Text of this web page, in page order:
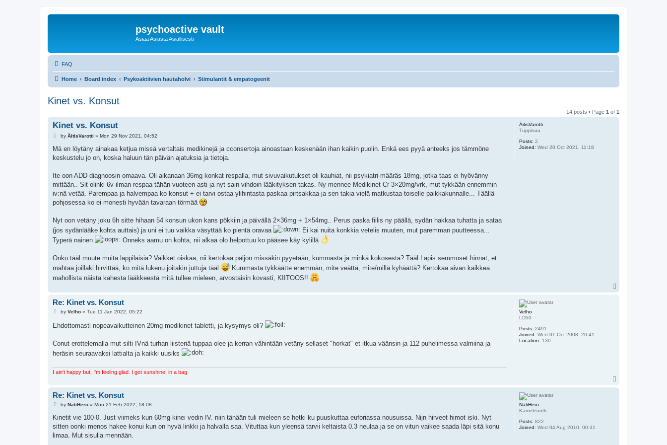
psychoactive vault
Asiaa Asiasta Asiallisesti
FAQ
Home Board index Psykoaktiivien hautaholvi Stimulantit & empatogeenit
Kinet vs. Konsut
14 posts • Page 1 of 1
ÄitisVarotti
Tuppisuu
Posts: 2
Joined: Wed 20 Oct 2021, 11:18
Kinet vs. Konsut
P
s
by ÄitisVarotti » Mon 29 Nov 2021, 04:52
Mä en löytäny ainakaa ketjua missä vertaltais medikinejä ja cconsertoja ainoastaan keskenään ihan kaikin puolin. Enkä ees pyyä anteeks jos tämmöne
keskustelu jo on, koska haluun tän päivän ajatuksia ja tietoja.
Ite oon ADD diagnoosin omaava. Oli aikanaan 36mg konkat respalla, mut sivuvaikutukset oli kauhiat, nii psykiatri määräs 18mg, jotka taas ei hyövänny
mittään.. Sit olinki 6v ilman respaa tähän vuoteen asti ja nyt sain vihdoin lääkityksen takas. Ny mennee Medikinet Cr 3×20mg/vrk, mut tykkään ennemmin
iv:nä vetää. Parempaa ja halvempaa ko konsut + ei tarvi ostaa ylihintasta paskaa pirtsakkaa ja sen takia vielä matkustaa toiselle paikkakunnalle... Täällä
pohjosessa ko ei monesti hyvään tavaraan törmää
Nyt oon vetäny joku 6h sitte hihaan 54 konsun ukon kans pökkiin ja päivällä 2×36mg + 1×54mg.. Perus paska fiilis ny päällä, sydän hakkaa tuhatta ja sataa
(jos sydänlääke kohta auttais) ja uni ei tuu vaikka väsyttää ko pientä oravaa
Ei kai nuita konkkia vetelis muuten, mut paremman puutteessa...
Typerä nainen
Onneks aamu on kohta, nii alkaa olo helpottuu ko pääsee käy kylillä
Onko tääl muute muita lappilaisia? Vaikket oiskaa, nii kertokaa paljon missäkin pyyetään, kummasta ja minkä kokosesta? Tääl Lapis semmoset hinnat, et
mahtaa joillaki hirvittää, ko mitä lukenu joitakin juttuja tääl
Kummasta tykkäätte enemmän, mite veättä, mite/millä kyhäättä? Kertokaa aivan kaikkea
mahollista näistä kahesta lääkkeestä mitä tullee mieleen, arvostaisin kovasti, KIITOOS!!
Velho
LD50
Posts: 2491
Joined: Wed 01 Oct 2008, 20:41
Location: 130
Re: Kinet vs. Konsut
P
t
by Velho» Tue 11 Jan 2022, 05:22
Ehdottomasti nopeavaikutteinen 20mg medikinet tabletti, ja kysymys oli?
Conut erottelemalla mut silti IVnä turhan liisteriä tuppaa olee ja kerran vähintään vetäny sellaset "horkat" et itkua väänsin ja 112 puhelimessa valmiina ja
heräsin seuraavaksi lattialta ja kaikki uusiks
I ain't happy but, I'm feeling glad. I got sunshine, in a bag
NatiHero
Kameleontti
Posts: 822
Joined: Wed 04 Aug 2010, 00:31
Re: Kinet vs. Konsut
P
s
by NatiHero» Mon 21 Feb 2022, 18:08
Kinetit vie 100-0. Just viimeks kun 60mg kinei vedin IV. niin tänään tuli mieleen se hetki ku puuskuttaa euforiassa nousuissa. Nijn hirveet himot iski. Nyt
sitten oonki menos hakee konui kun on hyvä linkki ja halvalla saa. Vituttaa kun yleensä tarvii keltaista 0.3 neulaa ja se on vitun vaikee saada läpi sitä konu
limaa. Mut sisulla mennään.